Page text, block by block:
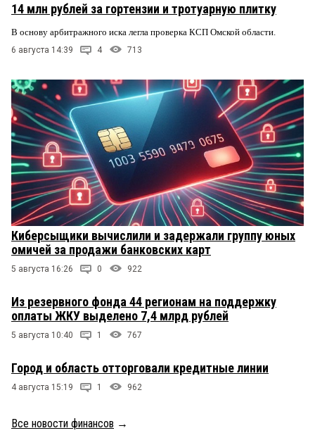
14 млн рублей за гортензии и тротуарную плитку
В основу арбитражного иска легла проверка КСП Омской области.
6 августа 14:39 4 713
Киберсыщики вычислили и задержали группу юных
омичей за продажи банковских карт
5 августа 16:26 0 922
Из резервного фонда 44 регионам на поддержку
оплаты ЖКУ выделено 7,4 млрд рублей
5 августа 10:40 1 767
Город и область отторговали кредитные линии
4 августа 15:19 1 962
Все новости финансов →